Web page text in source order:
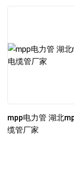
mpp电力管 湖北
缆管厂家